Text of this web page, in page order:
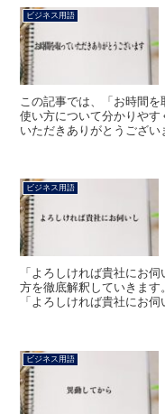
ビジネス用語
この記事では、「お時間
使い方について分かりや
いただきありがとうござい
ビジネス用語
「よろしければ貴社にお
方を徹底解釈していきま
「よろしければ貴社にお
ビジネス用語